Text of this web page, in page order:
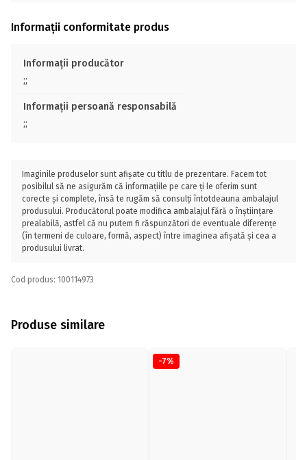
Informații conformitate produs
Informații producător
;;
Informații persoană responsabilă
;;
Imaginile produselor sunt afișate cu titlu de prezentare. Facem tot
posibilul să ne asigurăm că informațiile pe care ți le oferim sunt
corecte și complete, însă te rugăm să consulți întotdeauna ambalajul
produsului. Producătorul poate modifica ambalajul fără o înștiințare
prealabilă, astfel că nu putem fi răspunzători de eventuale diferențe
(în termeni de culoare, formă, aspect) între imaginea afișată și cea a
produsului livrat.
Cod produs: 100114973
Produse similare
-7%